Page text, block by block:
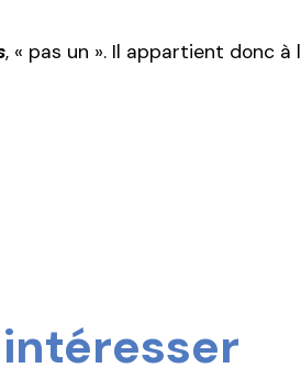
, « pas un ». Il appartient donc